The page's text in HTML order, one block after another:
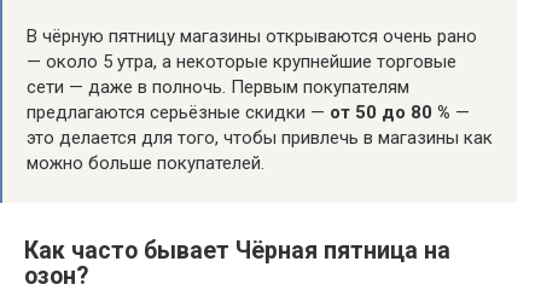
В чёрную пятницу магазины открываются очень рано
— около 5 утра, а некоторые крупнейшие торговые
сети — даже в полночь. Первым покупателям
предлагаются серьёзные скидки — от 50 до 80 % —
это делается для того, чтобы привлечь в магазины как
можно больше покупателей.
Как часто бывает Чёрная пятница на
озон?